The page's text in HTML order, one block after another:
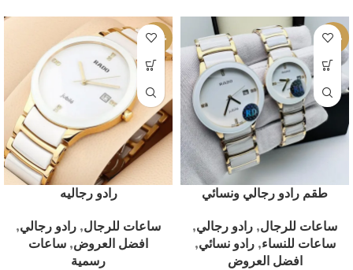
-19%
طقم رادو رجالي ونسائي
ساعات للرجال, رادو رجالي,
ساعات للنساء,رادو نسائي,
افضل العروض
-28%
رادو رجاليه
ساعات للرجال, رادو رجالي,
افضل العروض, ساعات
رسمية